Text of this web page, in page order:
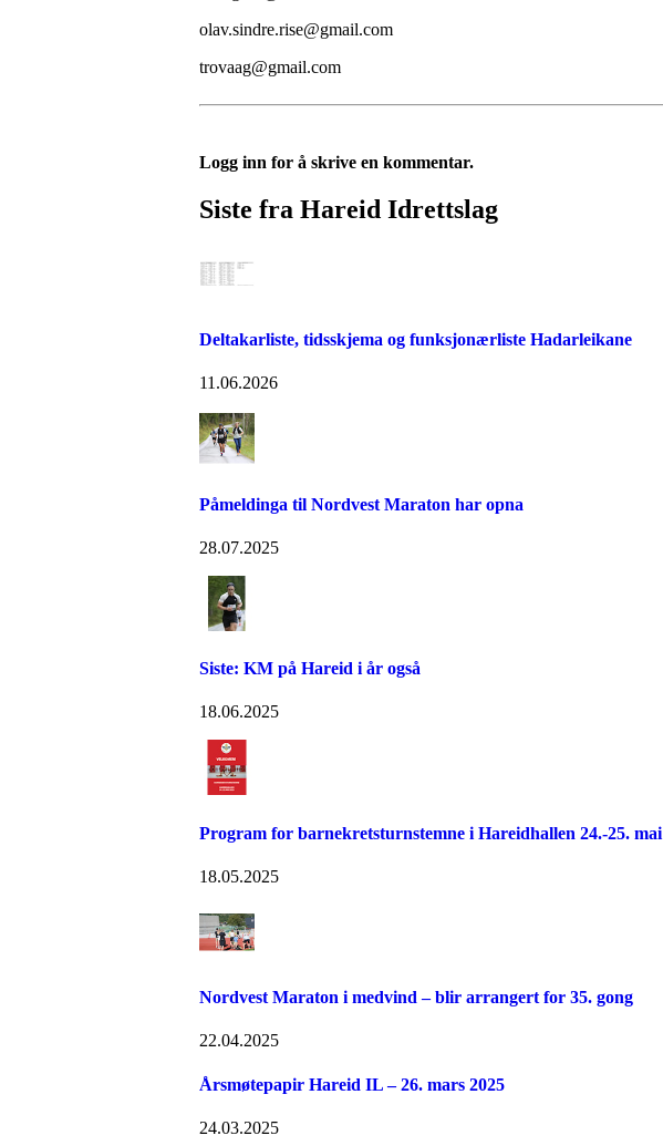
olav.sindre.rise@gmail.com
trovaag@gmail.com
Logg inn for å skrive en kommentar.
Siste fra Hareid Idrettslag
Deltakarliste, tidsskjema og funksjonærliste Hadarleikane
11.06.2026
Påmeldinga til Nordvest Maraton har opna
28.07.2025
Siste: KM på Hareid i år også
18.06.2025
Program for barnekretsturnstemne i Hareidhallen 24.-25. mai
18.05.2025
Nordvest Maraton i medvind – blir arrangert for 35. gong
22.04.2025
Årsmøtepapir Hareid IL – 26. mars 2025
24.03.2025